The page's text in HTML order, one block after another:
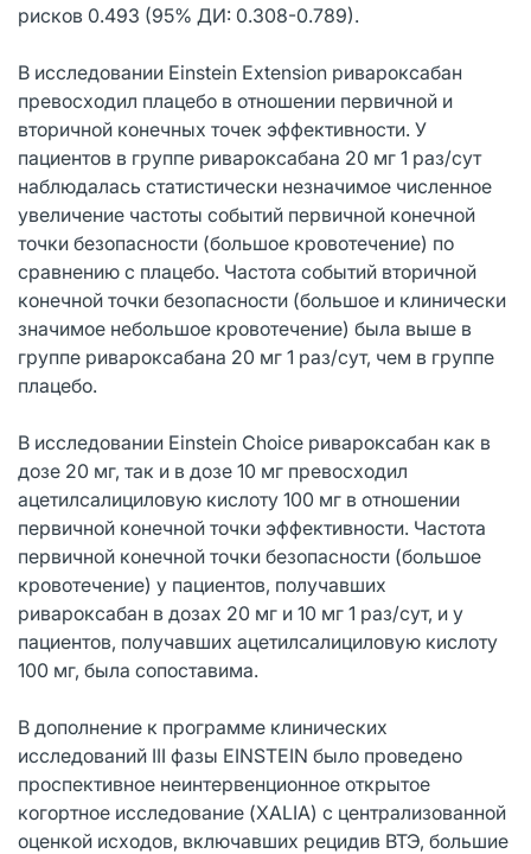
рисков 0.493 (95% ДИ: 0.308-0.789).
В исследовании Einstein Extension ривароксабан
превосходил плацебо в отношении первичной и
вторичной конечных точек эффективности. У
пациентов в группе ривароксабана 20 мг 1 раз/сут
наблюдалась статистически незначимое численное
увеличение частоты событий первичной конечной
точки безопасности (большое кровотечение) по
сравнению с плацебо. Частота событий вторичной
конечной точки безопасности (большое и клинически
значимое небольшое кровотечение) была выше в
группе ривароксабана 20 мг 1 раз/сут, чем в группе
плацебо.
В исследовании Einstein Choice ривароксабан как в
дозе 20 мг, так и в дозе 10 мг превосходил
ацетилсалициловую кислоту 100 мг в отношении
первичной конечной точки эффективности. Частота
первичной конечной точки безопасности (большое
кровотечение) у пациентов, получавших
ривароксабан в дозах 20 мг и 10 мг 1 раз/сут, и у
пациентов, получавших ацетилсалициловую кислоту
100 мг, была сопоставима.
В дополнение к программе клинических
исследований III фазы EINSTEIN было проведено
проспективное неинтервенционное открытое
когортное исследование (XALIA) с централизованной
оценкой исходов, включавших рецидив ВТЭ, большие